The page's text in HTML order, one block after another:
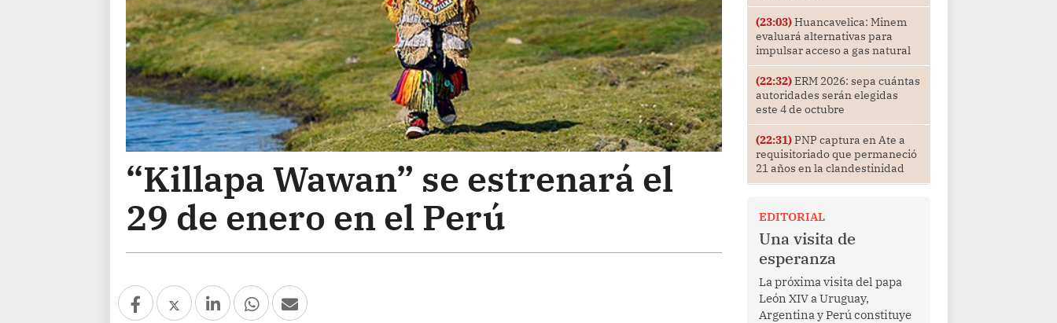
“Killapa Wawan” se estrenará el
29 de enero en el Perú
(23:03)Huancavelica: Minem
evaluará alternativas para
impulsar acceso a gas natural
(22:32)ERM 2026: sepa cuántas
autoridades serán elegidas
este 4 de octubre
(22:31)PNP captura en Ate a
requisitoriado que permaneció
21 años en la clandestinidad
EDITORIAL
Una visita de
esperanza
La próxima visita del papa
León XIV a Uruguay,
Argentina y Perú constituye